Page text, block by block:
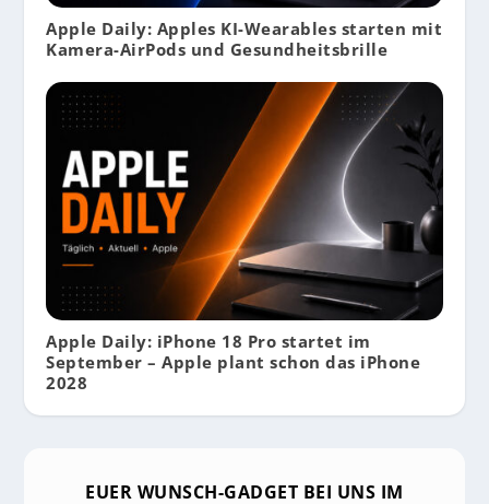
Apple Daily: Apples KI-Wearables starten mit
Kamera-AirPods und Gesundheitsbrille
Apple Daily: iPhone 18 Pro startet im
September – Apple plant schon das iPhone
2028
EUER WUNSCH-GADGET BEI UNS IM